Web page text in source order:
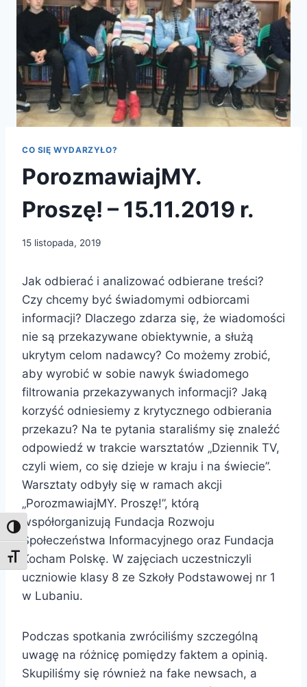
Toggle High Contrast
Toggle Font size
CO SIĘ WYDARZYŁO?
PorozmawiajMY.
Proszę! – 15.11.2019 r.
15 listopada, 2019
Jak odbierać i analizować odbierane treści?
Czy chcemy być świadomymi odbiorcami
informacji? Dlaczego zdarza się, że wiadomości
nie są przekazywane obiektywnie, a służą
ukrytym celom nadawcy? Co możemy zrobić,
aby wyrobić w sobie nawyk świadomego
filtrowania przekazywanych informacji? Jaką
korzyść odniesiemy z krytycznego odbierania
przekazu? Na te pytania staraliśmy się znaleźć
odpowiedź w trakcie warsztatów „Dziennik TV,
czyli wiem, co się dzieje w kraju i na świecie”.
Warsztaty odbyły się w ramach akcji
„PorozmawiajMY. Proszę!”, którą
współorganizują Fundacja Rozwoju
Społeczeństwa Informacyjnego oraz Fundacja
Kocham Polskę. W zajęciach uczestniczyli
uczniowie klasy 8 ze Szkoły Podstawowej nr 1
w Lubaniu.
Podczas spotkania zwróciliśmy szczególną
uwagę na różnicę pomiędzy faktem a opinią.
Skupiliśmy się również na fake newsach, a